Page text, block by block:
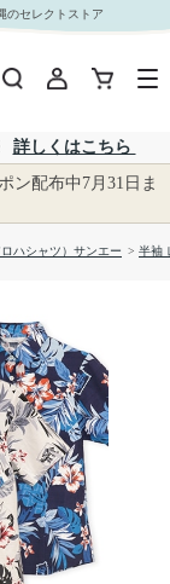
わセレクト サンエー公式
のセレクトストア
詳しくはこちら
ン配布中7月31日ま
ハシャツ）サンエー > 半袖